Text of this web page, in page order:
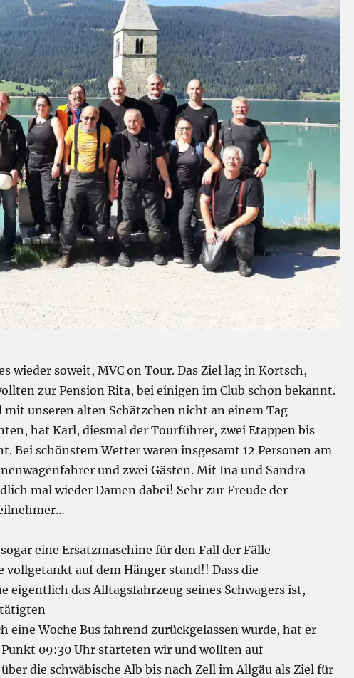
wieder soweit, MVC on Tour. Das Ziel lag in Kortsch,
zur Pension Rita, bei einigen im Club schon bekannt.
mit unseren alten Schätzchen nicht an einem Tag
hat Karl, diesmal der Tourführer, zwei Etappen bis
Bei schönstem Wetter waren insgesamt 12 Personen am
und zwei Gästen. Mit Ina und Sandra
mal wieder Damen dabei! Sehr zur Freude der
eine Ersatzmaschine für den Fall der Fälle
vollgetankt auf dem Hänger stand!! Dass die
eigentlich das Alltagsfahrzeug seines Schwagers ist,
eine Woche Bus fahrend zurückgelassen wurde, hat er
Punkt 09:30 Uhr starteten wir und wollten auf
die schwäbische Alb bis nach Zell im Allgäu als Ziel für